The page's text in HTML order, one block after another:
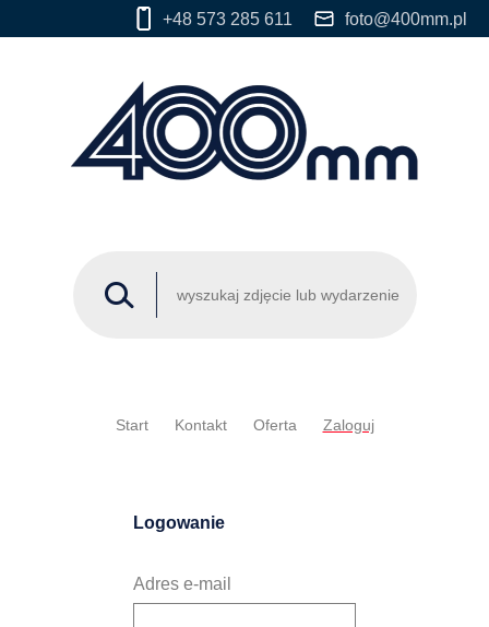
+48 573 285 611 foto@400mm.pl
Start Kontakt Oferta Zaloguj
Logowanie
Adres e-mail